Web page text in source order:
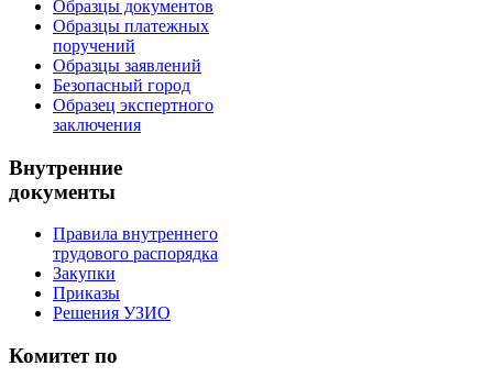
Образцы документов
Образцы платежных
поручений
Образцы заявлений
Безопасный город
Образец экспертного
заключения
Внутренние
документы
Правила внутреннего
трудового распорядка
Закупки
Приказы
Решения УЗИО
Комитет по